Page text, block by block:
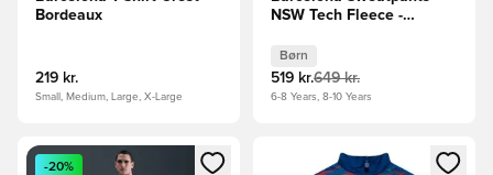
Bordeaux
219 kr.
Small, Medium, Large, X-Large
NSW Tech Fleece -
Børn
519 kr.649 kr.
6-8 Years, 8-10 Years
Åbner en Modal til at logge ind eller tilmelde dig som
-20%
Åbner en Modal til at logge